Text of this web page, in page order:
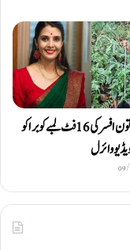
بھارت: خاتون افسر کی 16 فٹ لمبے کوبرا کو
وائرل